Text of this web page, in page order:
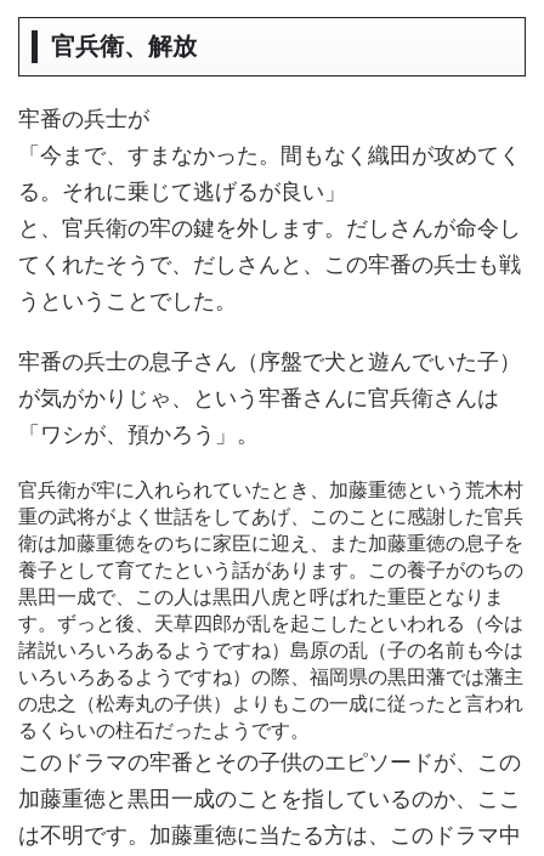
官兵衛、解放
牢番の兵士が
「今まで、すまなかった。間もなく織田が攻めてく
る。それに乗じて逃げるが良い」
と、官兵衛の牢の鍵を外します。だしさんが命令し
てくれたそうで、だしさんと、この牢番の兵士も戦
うということでした。
牢番の兵士の息子さん（序盤で犬と遊んでいた子）
が気がかりじゃ、という牢番さんに官兵衛さんは
「ワシが、預かろう」。
官兵衛が牢に入れられていたとき、加藤重徳という荒木村
重の武将がよく世話をしてあげ、このことに感謝した官兵
衛は加藤重徳をのちに家臣に迎え、また加藤重徳の息子を
養子として育てたという話があります。この養子がのちの
黒田一成で、この人は黒田八虎と呼ばれた重臣となりま
す。ずっと後、天草四郎が乱を起こしたといわれる（今は
諸説いろいろあるようですね）島原の乱（子の名前も今は
いろいろあるようですね）の際、福岡県の黒田藩では藩主
の忠之（松寿丸の子供）よりもこの一成に従ったと言われ
るくらいの柱石だったようです。
このドラマの牢番とその子供のエピソードが、この
加藤重徳と黒田一成のことを指しているのか、ここ
は不明です。加藤重徳に当たる方は、このドラマ中